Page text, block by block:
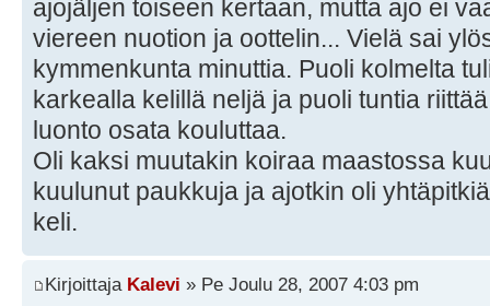
ajojäljen toiseen kertaan, mutta ajo ei
viereen nuotion ja oottelin... Vielä sai
kymmenkunta minuttia. Puoli kolmelta
karkealla kelillä neljä ja puoli tuntia
luonto osata kouluttaa.
Oli kaksi muutakin koiraa maastossa
kuulunut paukkuja ja ajotkin oli
keli.
Kirjoittaja Kalevi » Pe Joulu 28, 2007 4:03 pm